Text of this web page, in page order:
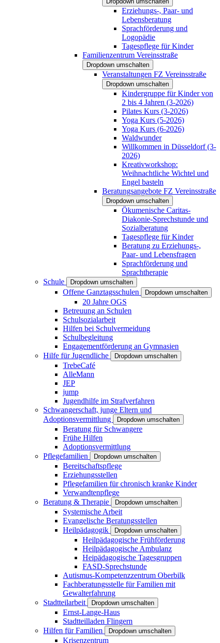
Erziehungs-, Paar- und
Lebensberatung
Sprachförderung und
Logopädie
Tagespflege für Kinder
Familienzentrum Vereinsstraße
Dropdown umschalten
Veranstaltungen FZ Vereinsstraße
Dropdown umschalten
Kindergruppe für Kinder von
2 bis 4 Jahren (3-2026)
Pilates Kurs (3-2026)
Yoga Kurs (5-2026)
Yoga Kurs (6-2026)
Waldwunder
Willkommen in Düsseldorf (3-
2026)
Kreativworkshop:
Weihnachtliche Wichtel und
Engel basteln
Beratungsangebote FZ Vereinsstraße
Dropdown umschalten
Ökumenische Caritas-
Diakonie-Sprechstunde und
Sozialberatung
Tagespflege für Kinder
Beratung zu Erziehungs-,
Paar- und Lebensfragen
Sprachförderung und
Sprachtherapie
Schule
Dropdown umschalten
Offene Ganztagsschulen Dropdown umschalten
20 Jahre OGS
Betreuung an Schulen
Schulsozialarbeit
Hilfen bei Schulvermeidung
Schulbegleitung
Engagementförderung an Gymnasien
Hilfe für Jugendliche
Dropdown umschalten
TrebeCafé
AlleMann
JEP
jump
Jugendhilfe im Strafverfahren
Schwangerschaft, junge Eltern und
Adoptionsvermittlung
Dropdown umschalten
Beratung für Schwangere
Frühe Hilfen
Adoptionsvermittlung
Pflegefamilien
Dropdown umschalten
Bereitschaftspflege
Erziehungsstellen
Pflegefamilien für chronisch kranke Kinder
Verwandtenpflege
Beratung & Therapie
Dropdown umschalten
Systemische Arbeit
Evangelische Beratungsstellen
Heilpädagogik
Dropdown umschalten
Heilpädagogische Frühförderung
Heilpädagogische Ambulanz
Heipädagogische Tagesgruppen
FASD-Sprechstunde
Autismus-Kompetenzzentrum Oberbilk
Fachberatungsstelle für Familien mit
Gewalterfahrung
Stadtteilarbeit
Dropdown umschalten
Ernst-Lange-Haus
Stadtteilladen Flingern
Hilfen für Familien
Dropdown umschalten
Krisenzentrum